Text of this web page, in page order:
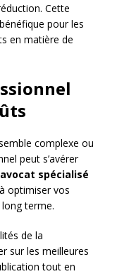
Cette
pour les
en matière de
complexe ou
peut s’avérer
avocat spécialisé
optimiser vos
terme.
de la
sur les meilleures
tout en